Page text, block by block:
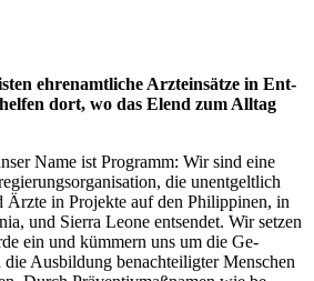
ehren­amtliche Arzt­einsätze in Ent­
dort, wo das Elend zum All­tag
Name ist Programm: Wir sind eine
die un­ent­geltlich
Ärzte in Projekte auf den Philippinen, in
und Sierra Leone ent­sendet. Wir setzen
ein und kümmern uns um die Ge­
Aus­bildung be­nach­teiligter Menschen